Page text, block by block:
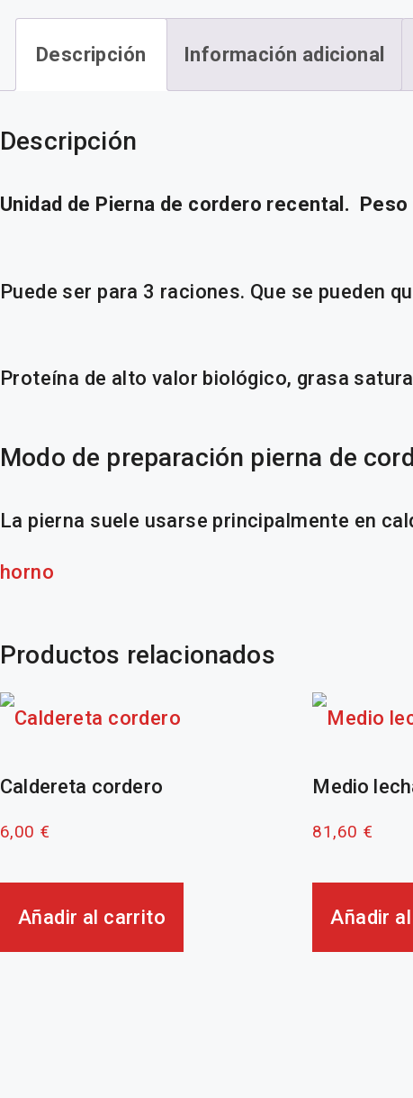
Descripción Información adicional
Descripción
Unidad de Pierna de cordero recental. Peso
Puede ser para 3 raciones. Que se pueden
Proteína de alto valor biológico, grasa
Modo de preparación pierna de
La pierna suele usarse principalmente en
horno
Productos relacionados
Caldereta cordero
6,00 €
Añadir al carrito
Medio
81,60 €
Añadir